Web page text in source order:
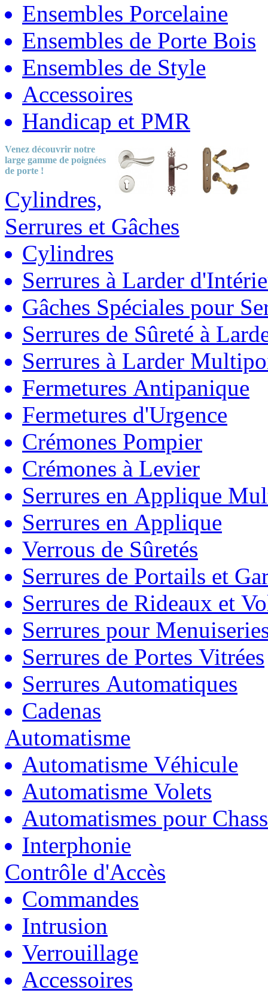
Ensembles Porcelaine
Ensembles de Porte Bois
Ensembles de Style
Accessoires
Handicap et PMR
Venez découvrir notre
large gamme de poignées
de porte !
Cylindres,
Serrures et Gâches
Cylindres
Serrures à Larder
Gâches Spéciales pour
Serrures de Sûreté à
Serrures à Larder
Fermetures Antipanique
Fermetures d'Urgence
Crémones Pompier
Crémones à Levier
Serrures en Applique
Serrures en Applique
Verrous de Sûretés
Serrures de Portails et
Serrures de Rideaux et
Serrures pour
Serrures de Portes Vitrées
Serrures Automatiques
Cadenas
Automatisme
Automatisme Véhicule
Automatisme Volets
Automatismes pour
Interphonie
Contrôle d'Accès
Commandes
Intrusion
Verrouillage
Accessoires